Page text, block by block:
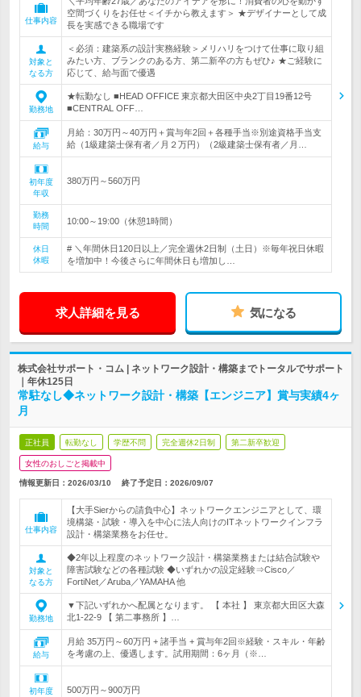
仕事内容
空間づくりをお任せ＜イチから教えます＞ ★デザイナーとして成
長を実感できる職場です
対象と
なる方
＜必須：建築系の設計実務経験＞メリハリをつけて仕事に取り組
みたい方、ブランクのある方、第二新卒の方もぜひ♪ ★ご経験に
応じて、給与面で優遇
勤務地
★転勤なし ■HEAD OFFICE 東京都大田区中央2丁目19番12号
■CENTRAL OFF…
給与
月給：30万円～40万円＋賞与年2回＋各種手当※別途資格手当支
給（1級建築士保有者／月２万円）（2級建築士保有者／月…
初年度
年収
380万円～560万円
勤務
時間
10:00～19:00（休憩1時間）
休日
休暇
# ＼年間休日120日以上／完全週休2日制（土日）※毎年祝日休暇
を増加中！今後さらに年間休日も増加し…
求人詳細を見る 気になる
株式会社サポート・コム | ネットワーク設計・構築までトータルでサポート
｜年休125日
常駐なし◆ネットワーク設計・構築【エンジニア】賞与実績4ヶ
月
正社員 転勤なし 学歴不問 完全週休2日制 第二新卒歓迎
女性のおしごと掲載中
情報更新日：2026/03/10 終了予定日： 2026/09/07
仕事内容
【大手Sierからの請負中心】ネットワークエンジニアとして、環
境構築・試験・導入を中心に法人向けのITネットワークインフラ
設計・構築業務をお任せ。
対象と
なる方
◆2年以上程度のネットワーク設計・構築業務または結合試験や
障害試験などの各種試験 ◆いずれかの設定経験⇒Cisco／
FortiNet／Aruba／YAMAHA 他
勤務地
▼下記いずれかへ配属となります。 【 本社 】 東京都大田区大森
北1-22-9 【 第二事務所 】…
給与
月給 35万円～60万円 + 諸手当 + 賞与年2回※経験・スキル・年齢
を考慮の上、優遇します。試用期間：6ヶ月（※…
初年度
500万円～900万円